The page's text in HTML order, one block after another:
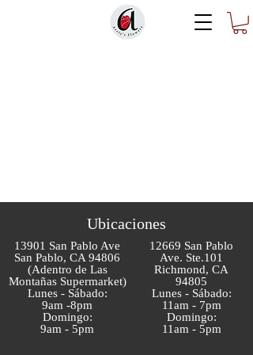
Ubicaciones
13901 San Pablo Ave
San Pablo, CA 94806
(Adentro de Las
Montañas Supermarket)
Lunes - Sábado:
9am -8pm
Domingo:
9am - 5pm
12669 San Pablo
Ave. Ste.101
Richmond, CA
94805
Lunes - Sábado:
11am - 7pm
Domingo:
11am - 5pm